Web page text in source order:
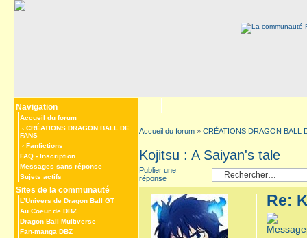
Navigation
Accueil du forum
‹ CRÉATIONS DRAGON BALL DE
FANS
‹ Fanfictions
FAQ - Inscription
Messages sans réponse
Sujets actifs
Sites de la communauté
L’Univers de Dragon Ball GT
Au Coeur de DBZ
Dragon Ball Multiverse
Fan-manga DBZ
Accueil du forum » CRÉATIONS DRAGON BALL
Kojitsu : A Saiyan's tale
Publier une
réponse
Re: